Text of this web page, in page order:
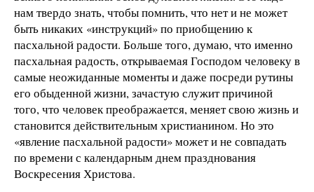
нам твердо знать, чтобы помнить, что нет и не может
быть никаких «инструкций» по приобщению к
пасхальной радости. Больше того, думаю, что именно
пасхальная радость, открываемая Господом человеку в
самые неожиданные моменты и даже посреди рутины
его обыденной жизни, зачастую служит причиной
того, что человек преображается, меняет свою жизнь и
становится действительным христианином. Но это
«явление пасхальной радости» может и не совпадать
по времени с календарным днем празднования
Воскресения Христова.